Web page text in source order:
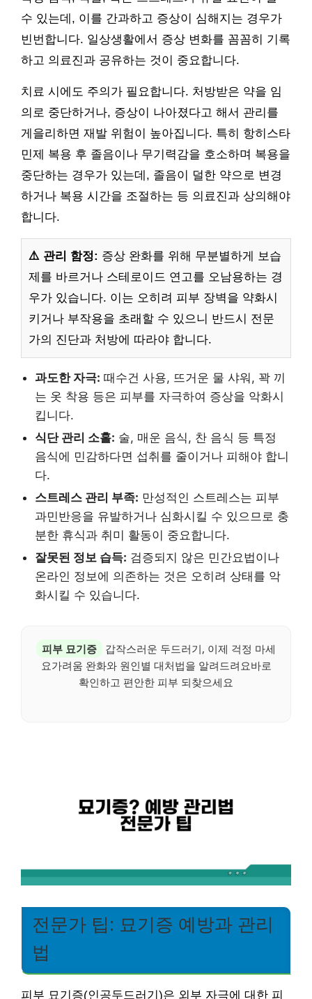
수 있는데, 이를 간과하고 증상이 심해지는 경우가
빈번합니다. 일상생활에서 증상 변화를 꼼꼼히 기록
하고 의료진과 공유하는 것이 중요합니다.
치료 시에도 주의가 필요합니다. 처방받은 약을 임
의로 중단하거나, 증상이 나아졌다고 해서 관리를
게을리하면 재발 위험이 높아집니다. 특히 항히스타
민제 복용 후 졸음이나 무기력감을 호소하며 복용을
중단하는 경우가 있는데, 졸음이 덜한 약으로 변경
하거나 복용 시간을 조절하는 등 의료진과 상의해야
합니다.
⚠️ 관리 함정: 증상 완화를 위해 무분별하게 보습
제를 바르거나 스테로이드 연고를 오남용하는 경
우가 있습니다. 이는 오히려 피부 장벽을 약화시
키거나 부작용을 초래할 수 있으니 반드시 전문
가의 진단과 처방에 따라야 합니다.
과도한 자극: 때수건 사용, 뜨거운 물 샤워, 꽉 끼
는 옷 착용 등은 피부를 자극하여 증상을 악화시
킵니다.
식단 관리 소홀: 술, 매운 음식, 찬 음식 등 특정
음식에 민감하다면 섭취를 줄이거나 피해야 합니
다.
스트레스 관리 부족: 만성적인 스트레스는 피부
과민반응을 유발하거나 심화시킬 수 있으므로 충
분한 휴식과 취미 활동이 중요합니다.
잘못된 정보 습득: 검증되지 않은 민간요법이나
온라인 정보에 의존하는 것은 오히려 상태를 악
화시킬 수 있습니다.
피부 묘기증
갑작스러운 두드러기, 이제 걱정 마세
요가려움 완화와 원인별 대처법을 알려드려요바로
확인하고 편안한 피부 되찾으세요
전문가 팁: 묘기증 예방과 관리
법
피부 묘기증(인공두드러기)은 외부 자극에 대한 피